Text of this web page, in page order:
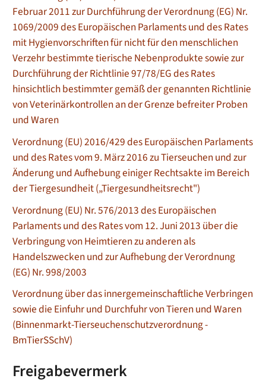
Februar 2011 zur Durchführung der Verordnung (EG) Nr.
1069/2009 des Europäischen Parlaments und des Rates
mit Hygienvorschriften für nicht für den menschlichen
Verzehr bestimmte tierische Nebenprodukte sowie zur
Durchführung der Richtlinie 97/78/EG des Rates
hinsichtlich bestimmter gemäß der genannten Richtlinie
von Veterinärkontrollen an der Grenze befreiter Proben
und Waren
Verordnung (EU) 2016/429 des Europäischen Parlaments
und des Rates vom 9. März 2016 zu Tierseuchen und zur
Änderung und Aufhebung einiger Rechtsakte im Bereich
der Tiergesundheit („Tiergesundheitsrecht")
Verordnung (EU) Nr. 576/2013 des Europäischen
Parlaments und des Rates vom 12. Juni 2013 über die
Verbringung von Heimtieren zu anderen als
Handelszwecken und zur Aufhebung der Verordnung
(EG) Nr. 998/2003
Verordnung über das innergemeinschaftliche Verbringen
sowie die Einfuhr und Durchfuhr von Tieren und Waren
(Binnenmarkt-Tierseuchenschutzverordnung -
BmTierSSchV)
Freigabevermerk